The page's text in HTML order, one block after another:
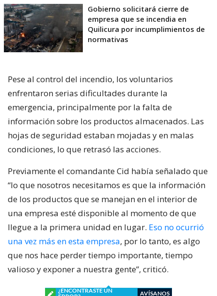
Gobierno solicitará cierre de
empresa que se incendia en
Quilicura por incumplimientos de
normativas
Pese al control del incendio, los voluntarios
enfrentaron serias dificultades durante la
emergencia, principalmente por la falta de
información sobre los productos almacenados. Las
hojas de seguridad estaban mojadas y en malas
condiciones, lo que retrasó las acciones.
Previamente el comandante Cid había señalado que
“lo que nosotros necesitamos es que la información
de los productos que se manejan en el interior de
una empresa esté disponible al momento de que
llegue a la primera unidad en lugar. Eso no ocurrió
una vez más en esta empresa, por lo tanto, es algo
que nos hace perder tiempo importante, tiempo
valioso y exponer a nuestra gente”, criticó.
¿ENCONTRASTE UN
AVÍSANOS